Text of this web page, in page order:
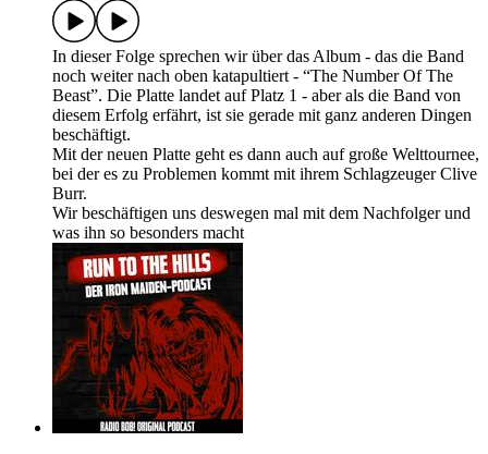
In dieser Folge sprechen wir über das Album - das die Band
noch weiter nach oben katapultiert - “The Number Of The
Beast”. Die Platte landet auf Platz 1 - aber als die Band von
diesem Erfolg erfährt, ist sie gerade mit ganz anderen Dingen
beschäftigt.
Mit der neuen Platte geht es dann auch auf große Welttournee,
bei der es zu Problemen kommt mit ihrem Schlagzeuger Clive
Burr.
Wir beschäftigen uns deswegen mal mit dem Nachfolger und
was ihn so besonders macht